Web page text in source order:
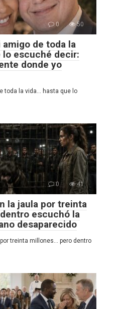
0 50
de toda la
lo escuché decir:
donde yo
toda la vida… hasta que lo
0 41
la jaula por treinta
escuchó la
desaparecido
treinta millones… pero dentro